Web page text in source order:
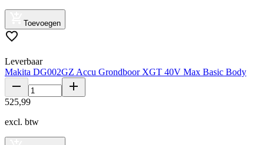
Toevoegen
Leverbaar
Makita DG002GZ Accu Grondboor XGT 40V Max Basic Body
525,99
excl. btw